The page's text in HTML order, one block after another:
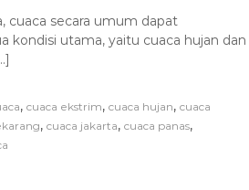
cuaca secara umum dapat
kondisi utama, yaitu cuaca hujan dan
, cuaca ekstrim, cuaca hujan, cuaca
, cuaca jakarta, cuaca panas,